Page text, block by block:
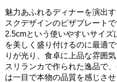
魅力あふれるディナーを演出
スクデザインのピザプレート
2.5cmという使いやすいサイ
を美しく盛り付けるのに最適
りが光り、食卓に上品な雰囲
スリランカで作られた逸品で
は一目で本物の品質を感じさせ